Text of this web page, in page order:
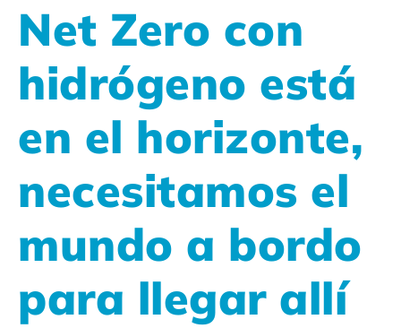
Net Zero con
hidrógeno está
en el horizonte,
necesitamos el
mundo a bordo
para llegar allí